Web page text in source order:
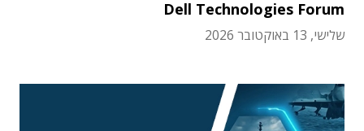
Dell Technologies Forum
שלישי, 13 באוקטובר 2026